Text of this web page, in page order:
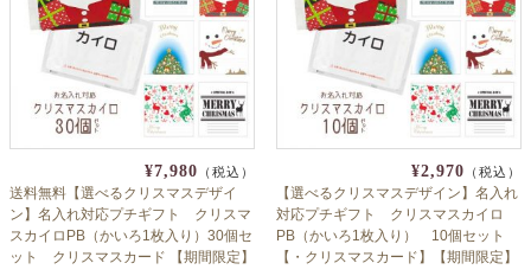
¥7,980 （税込）
送料無料【選べるクリスマスデザイ
ン】名入れ対応プチギフト クリスマ
スカイロPB（かいろ1枚入り）30個セ
ット クリスマスカード 【期間限定】
¥2,970 （税込）
【選べるクリスマスデザイン】名入れ
対応プチギフト クリスマスカイロ
PB（かいろ1枚入り） 10個セット
【・クリスマスカード】【期間限定】